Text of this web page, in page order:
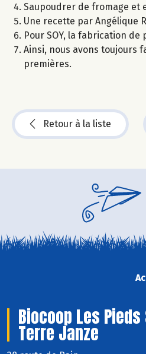
Saupoudrer de fromage et
Une recette par Angélique
Pour SOY, la fabrication
Ainsi, nous avons toujours
premières.
Retour à la liste
Biocoop Les Pieds
Terre Janze